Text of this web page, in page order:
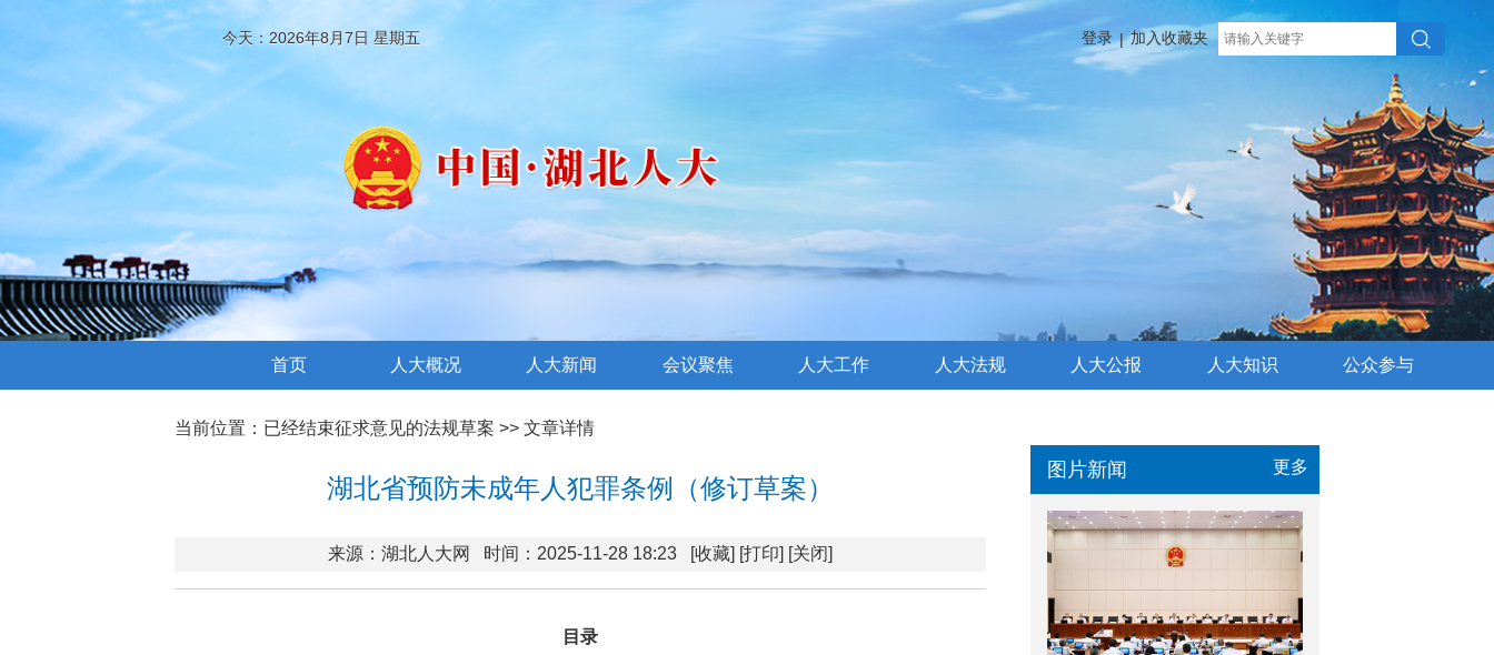
今天：2026年8月7日 星期五 登录 | 加入收藏夹
首页 人大概况 人大新闻 会议聚焦 人大工作 人大法规 人大公报 人大知识 公众参与
当前位置： 已经结束征求意见的法规草案 >> 文章详情
湖北省预防未成年人犯罪条例（修订草案）
来源：湖北人大网 时间：2025-11-28 18:23 [收藏] [打印] [关闭]
目录
图片新闻 更多